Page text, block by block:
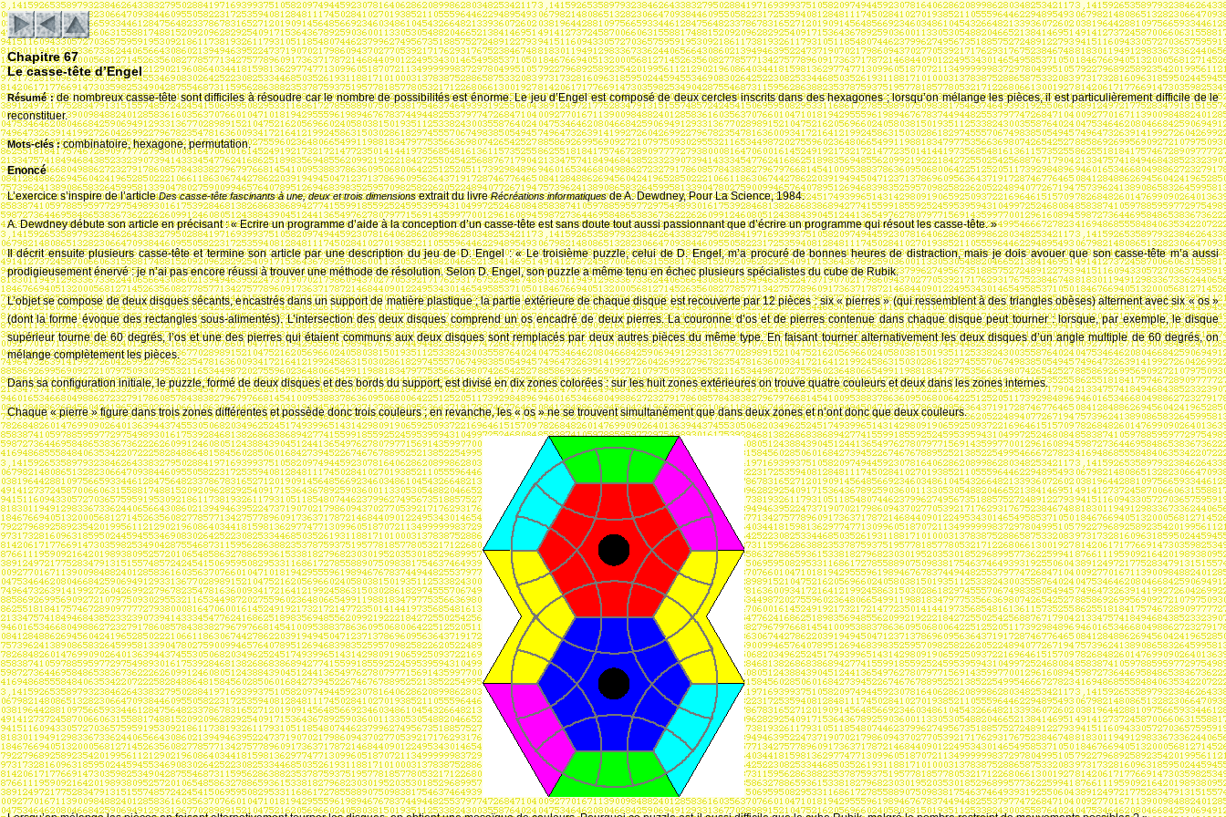
Chapitre 67
Le casse-tête d’Engel
Résumé:de nombreux casse-tête sont difficiles à résoudre car le nombre de possibilités est énorme. Le jeu d’Engel est composé de deux cercles inscrits dans des hexagones ; lorsqu’on mélange les pièces, il est particulièrement difficile de le
reconstituer.
Mots-clés:combinatoire, hexagone, permutation.
Enoncé
L’exercice s’inspire de l’articleDes casse-tête fascinantsà une, deux et trois dimensionsextrait du livreRécréations informatiquesde A. Dewdney, Pour La Science, 1984.
A. Dewdney débute son article en précisant : « Ecrire un programme d’aide à la conception d’un casse-tête est sans doute tout aussi passionnant que d’écrire un programme qui résout les casse-tête. »
Il décrit ensuite plusieurs casse-tête et termine son article par une description du jeu de D. Engel : « Le troisième puzzle, celui de D. Engel, m’a procuré de bonnes heures de distraction, mais je dois avouer que son casse-tête m’a aussi
prodigieusement énervé : je n’ai pas encore réussi à trouver une méthode de résolution. Selon D. Engel, son puzzle a même tenu en échec plusieurs spécialistes du cube de Rubik.
L’objet se compose de deux disques sécants, encastrés dans un support de matière plastique ; la partie extérieure de chaque disque est recouverte par 12 pièces : six « pierres » (qui ressemblent à des triangles obèses) alternent avec six « os »
(dont la forme évoque des rectangles sous-alimentés). L’intersection des deux disques comprend un os encadré de deux pierres. La couronne d’os et de pierres contenue dans chaque disque peut tourner : lorsque, par exemple, le disque
supérieur tourne de 60 degrés, l’os et une des pierres qui étaient communs aux deux disques sont remplacés par deux autres pièces du même type. En faisant tourner alternativement les deux disques d’un angle multiple de 60 degrés, on
mélange complètement les pièces.
Dans sa configuration initiale, le puzzle, formé de deux disques et des bords du support, est divisé en dix zones colorées : sur les huit zones extérieures on trouve quatre couleurs et deux dans les zones internes.
Chaque « pierre » figure dans trois zones différentes et possède donc trois couleurs ; en revanche, les « os » ne se trouvent simultanément que dans deux zones et n’ont donc que deux couleurs.